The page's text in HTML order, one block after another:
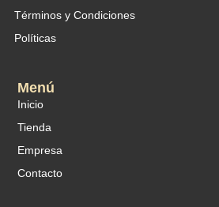
Términos y Condiciones
Políticas
Menú
Inicio
Tienda
Empresa
Contacto